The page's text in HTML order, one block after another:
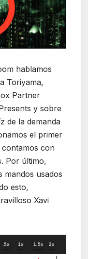
hablamos
Toriyama,
Partner
y sobre
de la demanda
el primer
con
Por último,
mandos usados
esto,
Xavi
.5x 1x 1.5x 2x